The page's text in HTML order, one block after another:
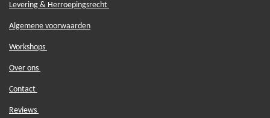
Levering & Herroepingsrecht
Algemene voorwaarden
Workshops
Over ons
Contact
Reviews